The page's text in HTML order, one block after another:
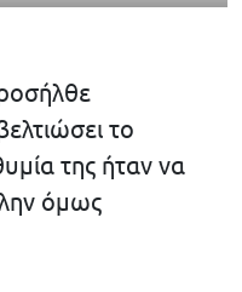
το
της ήταν να
όμως